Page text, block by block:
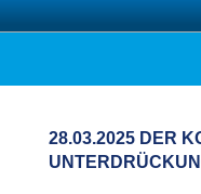
Zum
Inhalt AFD
28.03.2025 DER